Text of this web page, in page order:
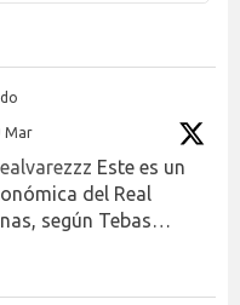
Mar
Este es un
del Real
según Tebas…